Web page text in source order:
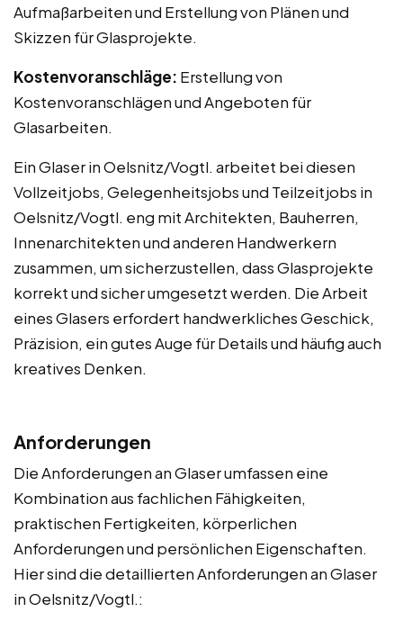
Aufmaßarbeiten und Erstellung von Plänen und
Skizzen für Glasprojekte.
Kostenvoranschläge: Erstellung von
Kostenvoranschlägen und Angeboten für
Glasarbeiten.
Ein Glaser in Oelsnitz/Vogtl. arbeitet bei diesen
Vollzeitjobs, Gelegenheitsjobs und Teilzeitjobs in
Oelsnitz/Vogtl. eng mit Architekten, Bauherren,
Innenarchitekten und anderen Handwerkern
zusammen, um sicherzustellen, dass Glasprojekte
korrekt und sicher umgesetzt werden. Die Arbeit
eines Glasers erfordert handwerkliches Geschick,
Präzision, ein gutes Auge für Details und häufig auch
kreatives Denken.
Anforderungen
Die Anforderungen an Glaser umfassen eine
Kombination aus fachlichen Fähigkeiten,
praktischen Fertigkeiten, körperlichen
Anforderungen und persönlichen Eigenschaften.
Hier sind die detaillierten Anforderungen an Glaser
in Oelsnitz/Vogtl.: